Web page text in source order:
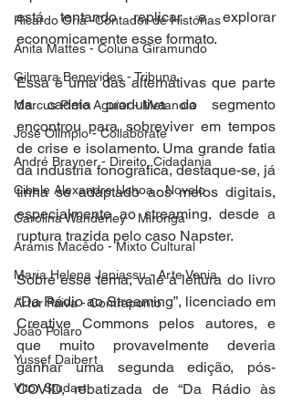
Ricardo Oriá -Contador de Histórias
Anita Mattes - Coluna Giramundo
Gilmara Benevides - Tribuna
Marcus Pinto Aguiar - Metanoia
José Olímpio - Collaborate
André Brayner - Direito, Cidadania
Cibele Alexandre Uchoa - Novelo
Carolina Wanderley - Mironga
Aramis Macêdo - Mixto Cultural
Maria Helena Japiassu - Arte Venia
Artur Paiva - Contraponto
João Polaro
Yussef Daibert
Vitor Studart
está tentando replicar e explorar
economicamente esse formato.
Essa é uma das alternativas que parte
da cadeia produtiva do segmento
encontrou para sobreviver em tempos
de crise e isolamento. Uma grande fatia
da indústria fonográfica, destaque-se, já
tinha se adaptado aos meios digitais,
especialmente ao streaming, desde a
ruptura trazida pelo caso Napster.
Sobre esse tema, vale a leitura do livro
“Da Rádio ao Streaming”, licenciado em
Creative Commons pelos autores, e
que muito provavelmente deveria
ganhar uma segunda edição, pós-
COVID, rebatizada de “Da Rádio às